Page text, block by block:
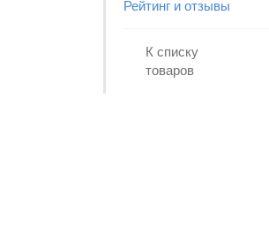
Рейтинг и отзывы
К списку
товаров